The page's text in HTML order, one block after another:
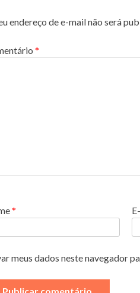
endereço de e-mail não será
*
*
meus dados neste navegador